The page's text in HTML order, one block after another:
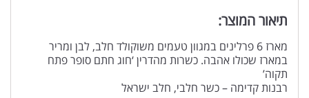
תיאור המוצר:
מארז 6 פרלינים במגוון טעמים משוקולד חלב, לבן ומריר
במארז שכולו אהבה. כשרות מהדרין ‘חוג חתם סופר פתח
תקוה’
רבנות קדימה – כשר חלבי, חלב ישראל